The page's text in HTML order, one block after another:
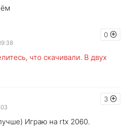
0
что скачивали. В двух
3
Играю на rtx 2060.